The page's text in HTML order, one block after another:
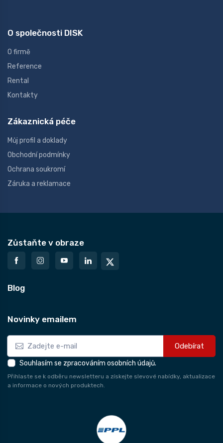
O společnosti DISK
O firmě
Reference
Rental
Kontakty
Zákaznická péče
Můj profil a doklady
Obchodní podmínky
Ochrana soukromí
Záruka a reklamace
Zůstaňte v obraze
Blog
Novinky emailem
Odebírat
Souhlasím se zpracováním osobních údajů.
Přihlaste se k odběru newsletteru a získejte slevové nabídky, aktualizace
a informace o nových produktech.